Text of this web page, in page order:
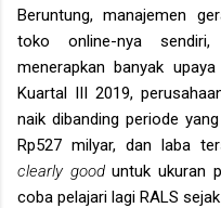
Beruntung, manajemen
toko online-nya
menerapkan banyak
Kuartal III 2019,
naik dibanding periode
Rp527 milyar, dan laba
clearly gooduntuk ukuran
coba pelajari lagi RALS sejak